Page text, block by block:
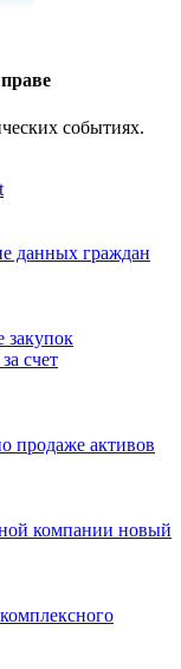
событиях.
данных граждан
закупок
счет
продаже активов
компании новый